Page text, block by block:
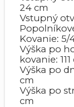
24 cm
Vstupný
Kovanie: 5/
Výška po
kovanie: 111
Výška po
cm
Výška po
cm